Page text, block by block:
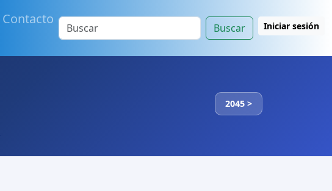
Contacto
Buscar Iniciar sesión
2045 >